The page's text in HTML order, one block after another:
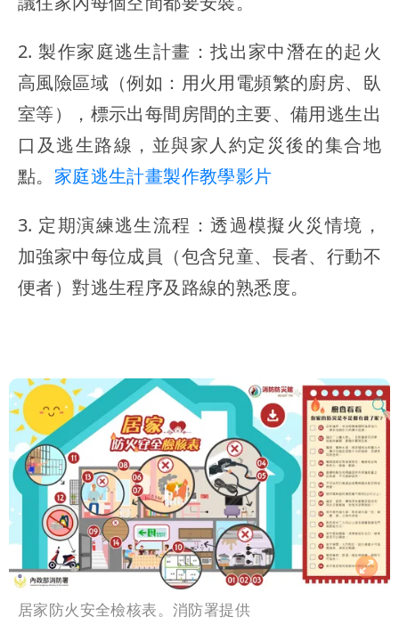
2. 製作家庭逃生計畫：找出家中潛在的起火
高風險區域（例如：用火用電頻繁的廚房、臥
室等），標示出每間房間的主要、備用逃生出
口及逃生路線，並與家人約定災後的集合地
點。 家庭逃生計畫製作教學影片
3. 定期演練逃生流程：透過模擬火災情境，
加強家中每位成員（包含兒童、長者、行動不
便者）對逃生程序及路線的熟悉度。
居家防火安全檢核表。消防署提供